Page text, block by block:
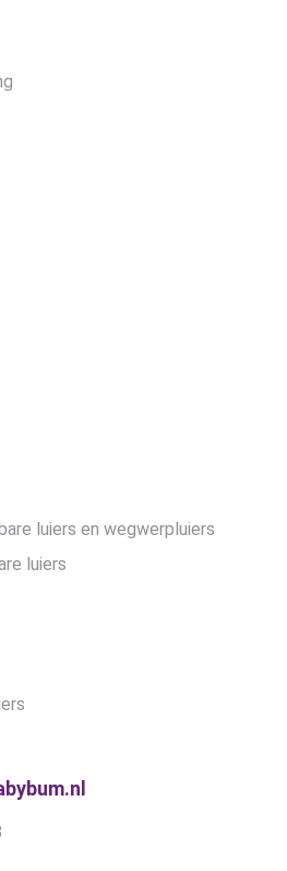
luiers en wegwerpluiers
luiers